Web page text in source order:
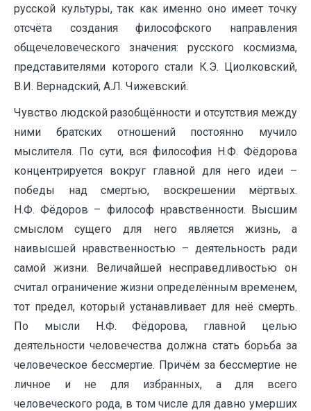
русской культуры, так как именно оно имеет точку
отсчёта создания философского направления
общечеловеческого значения: русского космизма,
представителями которого стали К.Э. Циолковский,
В.И. Вернадский, А.Л. Чижевский.
Чувство людской разобщённости и отсутствия между
ними братских отношений постоянно мучило
мыслителя. По сути, вся философия Н.Ф. Фёдорова
концентрируется вокруг главной для него идеи –
победы над смертью, воскрешении мёртвых.
Н.Ф. Фёдоров – философ нравственности. Высшим
смыслом сущего для него является жизнь, а
наивысшей нравственностью – деятельность ради
самой жизни. Величайшей несправедливостью он
считал ограничение жизни определённым временем,
тот предел, который устанавливает для неё смерть.
По мысли Н.Ф. Фёдорова, главной целью
деятельности человечества должна стать борьба за
человеческое бессмертие. Причём за бессмертие не
личное и не для избранных, а для всего
человеческого рода, в том числе для давно умерших